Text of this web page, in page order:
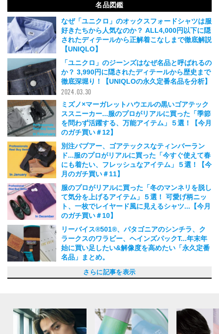
名品図鑑
なぜ「ユニクロ」のオックスフォードシャツは服
好きたちから人気なのか？ ALL4,000円以下に隠
されたディテールから正解着こなしまで徹底解説
【UNIQLO】
2024.04.07
「ユニクロ」のジーンズはなぜ名品と呼ばれるの
か？ 3,990円に隠されたディテールから歴史まで
徹底深堀り！【UNIQLOの永久定番名品を分析】
2024.03.30
ミズノ×マーガレットハウエルの黒いゴアテック
ススニーカー...服のプロがリアルに買った「季節
を問わず活躍する、万能アイテム」５選！【今月
のガチ買い＃12】
2024.02.27
別注バブアー、ゴアテックスなティンバーラン
ド...服のプロがリアルに買った「今すぐ使えて春
にも着たい、フレッシュなアイテム」５選！【今
月のガチ買い＃11】
2024.01.28
服のプロがリアルに買った「冬のマンネリを脱し
て気分を上げるアイテム」５選！ 可愛げ柄ニッ
ト、一枚でレイヤード風に見えるシャツ...【今月
のガチ買い＃10】
2024.01.10
リーバイス®︎501®️、パタゴニアのシンチラ、ク
ラークスのワラビー、ヘインズパックT...年末年
始に買い足したい&解像度を高めたい「永久定番
名品」まとめ。
2023.12.30
エル・エル・ビーンの定番名品、ポップなダウン
ベスト...服のプロが12月に欲しい「プレゼントに
2023.12.10
ゴアテックスなティンバーランドのブーツ...“シ
ンプルなのにこだわり炸裂！”な服のプロが11月
かわいげロゴスウェット...服のプロが11月に欲し
い「主役を張れるユニークなアイテム」5選！
K 8.0、ケーウェイ、エーグル...服のプロが10月
に欲しい「スタイルにひとクセ加えるアイテム」
マッキントッシュ、ダナーのセレショコラボ...服
のプロが10月に欲しい「大人のための個性派ア
スタンスミス、バブアー...完売必至の別注アイテ
ムが目白押し！服のプロたちが9月に欲しい「秋
2023.09.25
憧れブランドのトラックパンツ、ナイキのスニー
カー...服のプロがリアルに買った「秋の主役アイ
上質なスラックス、高級素材のモカシン...服のプ
ロがリアルに買った「秋支度アイテム」！【今月
服のプロたちがあえて8月に欲しい「秋先取りア
イテム」５選！最高級セーター、伝統工芸のセッ
服のプロたちが暑い夏に頼る「マイスタンダード
アイテム」5選！永久定番白T、通気性抜群ハッ
新鋭ブランドのセレショ別注...服のプロたちが7
月に欲しい「夏を迎えるアイテム」！【今月の推
ナイキ ACG、パラブーツ...服のプロが6月にリア
ルに買った「夏のヘビロテアイテム」！【今月の
レトロなリーバイス®︎コラボ...服のプロたちが6
月に欲しい「夏支度アイテム」！【今月の推し名
ゴアテックス、注目コラボ...服のプロたちが5月
に欲しいのは気分の高まる「カラートップス」！
サカイ×ポーター...服のプロ5人が自腹で買ったの
は、今キブンの定番アイテム【今月のガチ買い！
大人なA.P.C.コラボTシャツ...服のプロたちが4月
に欲しいのはフレッシュな新生活のための個性派
【服のプロ5人の今月のガチ買い！#1】自腹で買
った春の最旬アイテムは簡単に決まる主役級のデ
服のプロたちが3月に欲しいのは花見やアウトド
アでも使える「テックアイテム」！【ファッショ
【レザージャケット】 一枚でサマになる主役級
アイテムを手に入れたい！給料日に買いたい名品
【腕時計】 いつものコーディネートにプラスし
たい格上げアイテム！給料日に買いたい名品図鑑
【レザーシューズ】足元のアップデートで、新生
活シーズンを先取り！ 給料日に買いたい名品図
【肉厚カーディガン】もっと寒くなる冬。もう一
枚、セーターが欲しい！ 給料日に買いたい名品
年末年始に買い足したい人気ブランドの名品アイ
テム図鑑。防水パンツ、中綿ベスト、財布、シャ
【アンダーウェア】モンベル、ブルックス ブラ
ザーズ...年末年始の買い替えで、身も心もリフレ
【財布】ギフトにも、自分へのご褒美にも。給料
日に買いたい名品図鑑vol.51
【マフラー】ギフトの季節に、少しの贅沢。給料
日に買いたい名品図鑑vol.50
【防水パンツ】ゴアテックスも多数！最新、テッ
クに注目。給料日に買いたい名品図鑑vol.49
【中綿ベスト】この秋冬はレイヤードを楽しみた
い！給料日に買いたい名品図鑑vol.48
【名品チェックシャツ】即、秋ムードになれる5
選！給料日に買いたい名品図鑑vol.47
【グラフィックTシャツ】スタイリングの主役に
も名脇役にも！給料日に買いたい名品図鑑vol.46
【サングラス】強い日差しから瞳を守る！給料日
に買いたい名品図鑑vol.45
【ショートパンツ】暑い日にはきたい名品５選！
給料日に買いたい名品図鑑vol.44
【キャップ】今すぐ欲しい名品５選！給料日に買
いたい名品図鑑vol.43
【ポロシャツ】今すぐ欲しい名品５選！給料日に
買いたい名品図鑑vol.42
【レインシューズ】夏のにわか雨から長い秋雨ま
で！給料日に買いたい名品図鑑vol.41
【ブレスレット】この夏欲しい名品５選！給料日
に買いたい名品図鑑vol.40
【シャツ】今すぐ欲しい名品５選！給料日に買い
たい名品図鑑vol.39
【デニム】この春欲しい、名品５選！給料日に買
いたい名品図鑑vol.38
【スニーカー】この春欲しい名品５選！給料日に
買いたい名品図鑑vol.37
【フーディ】長く愛せる名品５選！給料日に買い
たい名品図鑑vol.36
【ショートジャケット】長く愛せる名品５選！給
料日に買いたい名品図鑑vol.35
【ミニバッグ】長く愛せる名品５選！給料日に買
いたい名品図鑑vol.34
【ダウンジャケット】来年も着られる名品５選！
給料日に買いたい名品図鑑vol.33
【マフラー】ギフトにも最適な名品５選！給料日
に買いたい名品図鑑vol.32
【コート】この冬買うべき名品５選！給料日に買
いたい名品図鑑vol.31
【スラックス】この冬買うべき名品５選！給料日
に買いたい名品図鑑vol.30
【スウェット】この秋買うべき名品５選！給料日
に買いたい名品図鑑vol.29
【カーディガン】この秋買うべき名品５選！給料
日に買いたい名品図鑑vol.28
【軍パン】一本は持っておくべき名品５選！給料
日に買いたい名品図鑑 vol.27
【サングラス】この夏買うべき名品５選！給料日
に買いたい名品図鑑 vol.26
【タンクトップ】一枚は持つべきおすすめ名品５
選！給料日に買いたい名品図鑑 vol.25
【半袖シャツ】一枚は欲しい名品５選！給料日に
買いたい名品図鑑 vol.24
【無地カラーTシャツ】一枚は欲しい名品５選！
給料日に買いたい名品図鑑 vol.23
【サンダル】一足は欲しい名品５選！給料日に買
いたい名品図鑑 vol.22
【ボーダーT】一枚は欲しい名品５選！給料日に
買いたい名品図鑑 vol.21
【レインコート】一枚は欲しい名品５選！給料日
に買いたい名品図鑑 vol.20
【フーディパーカ】一枚は欲しい名品５選！給料
日に買いたい名品図鑑 vol.19
【ポロシャツ】一枚は欲しい名品５選！給料日に
買いたい名品図鑑 vol.18
【チノパン】一本は持っておきたい名品５選！給
料日に買いたい名品図鑑 vol.17
【ロンT】男を上げる、名品５選！給料日に買い
たい名品図鑑 vol.16
【ショートジャケット】男を上げる、名品５選！
給料日に買いたい名品図鑑 vol.15
【シャツ】男を上げる、名品５選！給料日に買い
たい名品図鑑 vol.14
【腕時計】男を上げる、名品５選！給料日に買い
たい名品図鑑 vol.13
【革靴】男を上げる、名品５選！給料日に買いた
い名品図鑑 vol.12
【ジャケット】男を上げる、名品５選！給料日に
買いたい名品図鑑 vol.11
【財布】毎日愛したい、名品5選！給料日に買い
たい名品図鑑 vol.10
【コート】この冬迎え入れたい名品コート、5
選！給料日に買いたい名品図鑑 vol.9
【トートバッグ】長く愛せてユースフルな逸品、
5選！給料日に買いたい名品図鑑 vol.8
【スラックス】大人が持つべきホンモノ、5選！
給料日に買いたい名品図鑑 vol.７
【ニット】上質で気持ちのいい、大人のためのニ
ット5選！給料日に買いたい名品図鑑 vol.6
【スニーカー】今知るべき最新の逸品、5選！給
料日に買いたい名品図鑑 vol.5
【メガネ】今こそ選びたい秀逸なプロダクト、5
選！給料日に買いたい名品図鑑 vol.4
【スウェット】長く愛せて、一枚でキマる逸品、
5選！給料日に買いたい名品図鑑 vol.3
【デニム】１本は欲しい不朽のデニム5選！給料
日に買いたい名品図鑑 vol.2
【白Tシャツ】袖を通すとわかる、本当にいいT
シャツ5選！給料日に買いたい名品図鑑 vol.1
さらに記事を表示